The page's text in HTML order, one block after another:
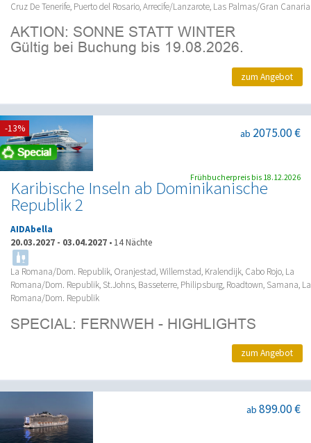
Cruz De Tenerife, Puerto del Rosario, Arrecife/Lanzarote, Las Palmas/Gran Canaria
zum Angebot
Karibische Inseln ab Dominikanische
Republik 2
ab 2075.00 €
AIDAbella
20.03.2027 - 03.04.2027 • 14 Nächte
La Romana/Dom. Republik, Oranjestad, Willemstad, Kralendijk, Cabo Rojo, La
Romana/Dom. Republik, St.Johns, Basseterre, Philipsburg, Roadtown, Samana, La
Romana/Dom. Republik
-13%
Frühbucherpreis bis 18.12.2026
zum Angebot
ab 899.00 €